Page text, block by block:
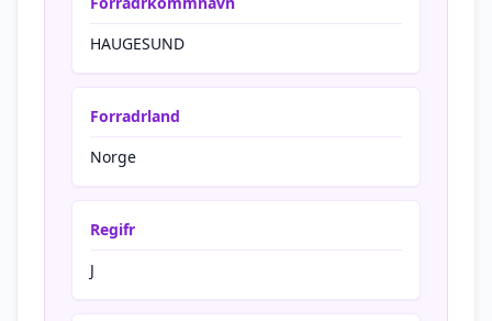
HAUGESUND
Forradrland
Norge
Regifr
J